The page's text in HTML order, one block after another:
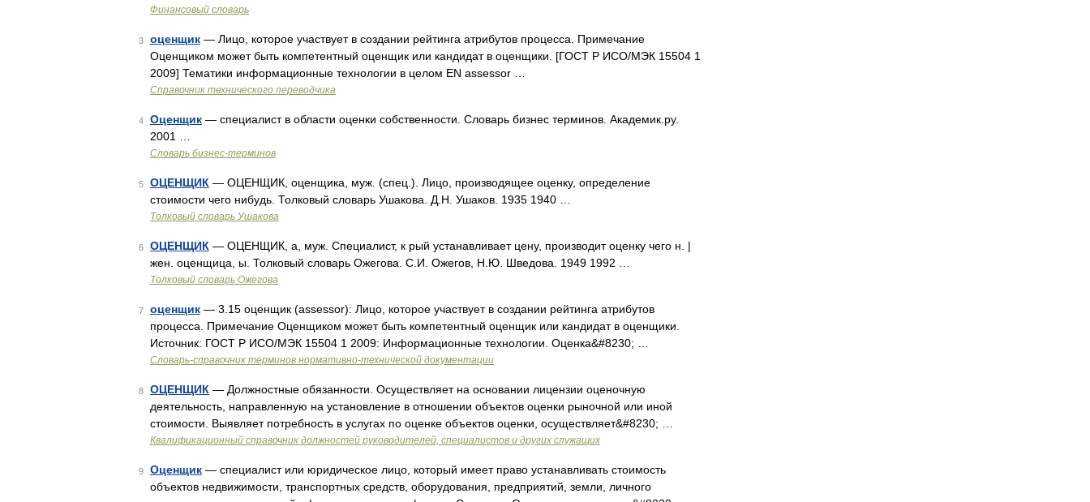
Финансовый словарь
3 оценщик — Лицо, которое участвует в создании рейтинга атрибутов процесса. Примечание
Оценщиком может быть компетентный оценщик или кандидат в оценщики. [ГОСТ Р ИСО/МЭК 15504 1
2009] Тематики информационные технологии в целом EN assessor …
Справочник технического переводчика
4 Оценщик — специалист в области оценки собственности. Словарь бизнес терминов. Академик.ру.
2001 …
Словарь бизнес-терминов
5 ОЦЕНЩИК — ОЦЕНЩИК, оценщика, муж. (спец.). Лицо, производящее оценку, определение
стоимости чего нибудь. Толковый словарь Ушакова. Д.Н. Ушаков. 1935 1940 …
Толковый словарь Ушакова
6 ОЦЕНЩИК — ОЦЕНЩИК, а, муж. Специалист, к рый устанавливает цену, производит оценку чего н. |
жен. оценщица, ы. Толковый словарь Ожегова. С.И. Ожегов, Н.Ю. Шведова. 1949 1992 …
Толковый словарь Ожегова
7 оценщик — 3.15 оценщик (assessor): Лицо, которое участвует в создании рейтинга атрибутов
процесса. Примечание Оценщиком может быть компетентный оценщик или кандидат в оценщики.
Источник: ГОСТ Р ИСО/МЭК 15504 1 2009: Информационные технологии. Оценка&#8230; …
Словарь-справочник терминов нормативно-технической документации
8 ОЦЕНЩИК — Должностные обязанности. Осуществляет на основании лицензии оценочную
деятельность, направленную на установление в отношении объектов оценки рыночной или иной
стоимости. Выявляет потребность в услугах по оценке объектов оценки, осуществляет&#8230; …
Квалификационный справочник должностей руководителей, специалистов и других служащих
9 Оценщик — специалист или юридическое лицо, который имеет право устанавливать стоимость
объектов недвижимости, транспортных средств, оборудования, предприятий, земли, личного